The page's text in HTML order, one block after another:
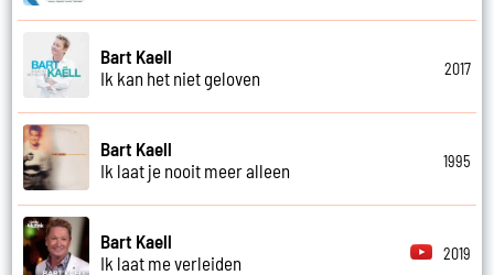
Bart Kaell
Ik kan het niet geloven
2017
Bart Kaell
Ik laat je nooit meer alleen
1995
Bart Kaell
Ik laat me verleiden
2019